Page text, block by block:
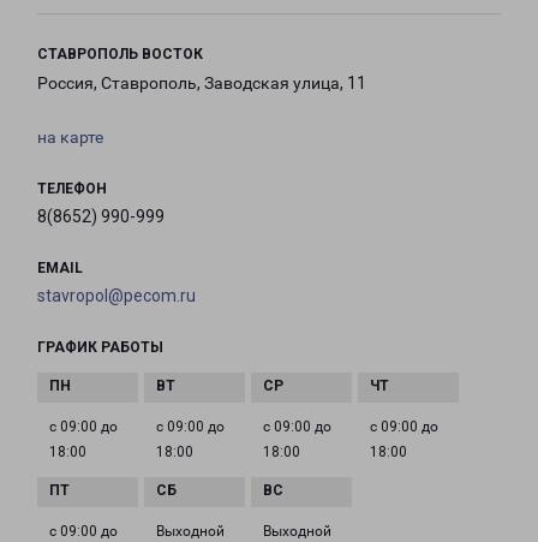
СТАВРОПОЛЬ ВОСТОК
Россия, Ставрополь, Заводская улица, 11
на карте
ТЕЛЕФОН
8(8652) 990-999
EMAIL
stavropol@pecom.ru
ГРАФИК РАБОТЫ
с 09:00 до
18:00
с 09:00 до
18:00
с 09:00 до
18:00
с 09:00 до
18:00
с 09:00 до
Выходной Выходной